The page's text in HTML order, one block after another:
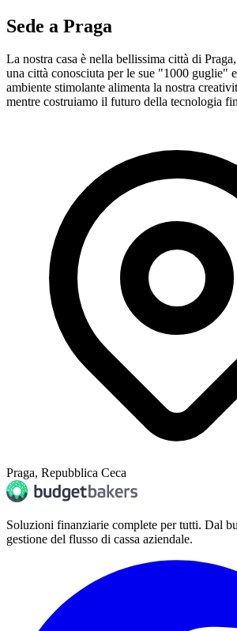
Sede a Praga
La nostra casa è nella bellissima città di
una città conosciuta per le sue "1000 guglie"
ambiente stimolante alimenta la nostra
mentre costruiamo il futuro della tecnologia
Praga, Repubblica Ceca
Soluzioni finanziarie complete per tutti. Dal
gestione del flusso di cassa aziendale.